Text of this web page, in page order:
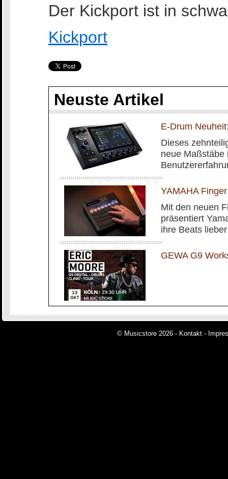
Der Kickport ist in
Kickport
Neuste Artikel
E-Drum
Dieses
neue Maßstäbe
YAMAHA
Mit den neuen
präsentiert
ihre Beats
GEWA G9
© Musicstore 2026 - Kontakt -